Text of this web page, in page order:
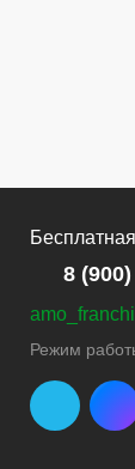
8
Режим